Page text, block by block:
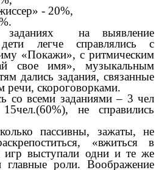
- 20%,
заданиях на выявление
легче справлялись с
«Покажи», с ритмическим
свое имя», музыкальным
дались задания, связанные
речи, скороговорками.
со всеми заданиями – 3 чел
не справились
пассивны, зажаты, не
«вжиться в
игр выступали одни и те же
роли. Воображение